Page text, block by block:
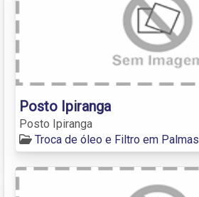
Posto Ipiranga
Posto Ipiranga
Troca de óleo e Filtro em Palmas